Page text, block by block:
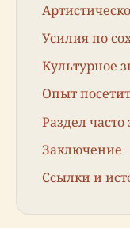
Усилия по
Культурное
Опыт
Раздел
Заключение
Ссылки и